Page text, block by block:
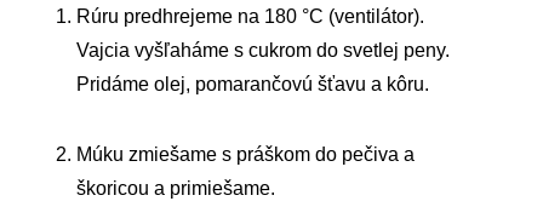
Rúru predhrejeme na 180 °C (ventilátor).
Vajcia vyšľaháme s cukrom do svetlej peny.
Pridáme olej, pomarančovú šťavu a kôru.
Múku zmiešame s práškom do pečiva a
škoricou a primiešame.